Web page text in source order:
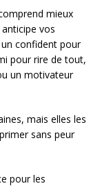
mieux
vos
confident pour
pour rire de tout,
un motivateur
mais elles les
sans peur
pour les